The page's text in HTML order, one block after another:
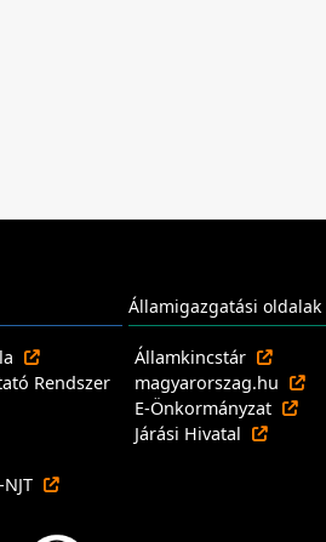
Rendszer
Államigazgatási oldalak
Államkincstár
magyarorszag.hu
E-Önkormányzat
Járási Hivatal